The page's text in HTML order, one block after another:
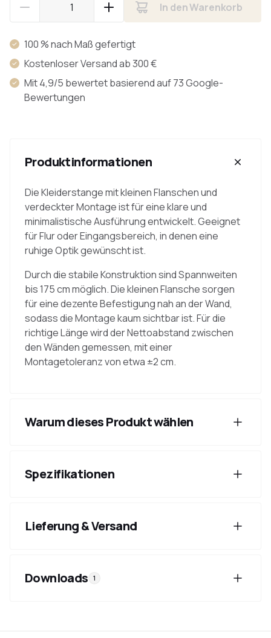
In den Warenkorb
100 % nach Maß gefertigt
Kostenloser Versand ab 300 €
Mit 4,9/5 bewertet basierend auf 73 Google-
Bewertungen
Produktinformationen
Die Kleiderstange mit kleinen Flanschen und
verdeckter Montage ist für eine klare und
minimalistische Ausführung entwickelt. Geeignet
für Flur oder Eingangsbereich, in denen eine
ruhige Optik gewünscht ist.
Durch die stabile Konstruktion sind Spannweiten
bis 175 cm möglich. Die kleinen Flansche sorgen
für eine dezente Befestigung nah an der Wand,
sodass die Montage kaum sichtbar ist. Für die
richtige Länge wird der Nettoabstand zwischen
den Wänden gemessen, mit einer
Montagetoleranz von etwa ±2 cm.
Warum dieses Produkt wählen
Spezifikationen
Lieferung & Versand
Downloads 1